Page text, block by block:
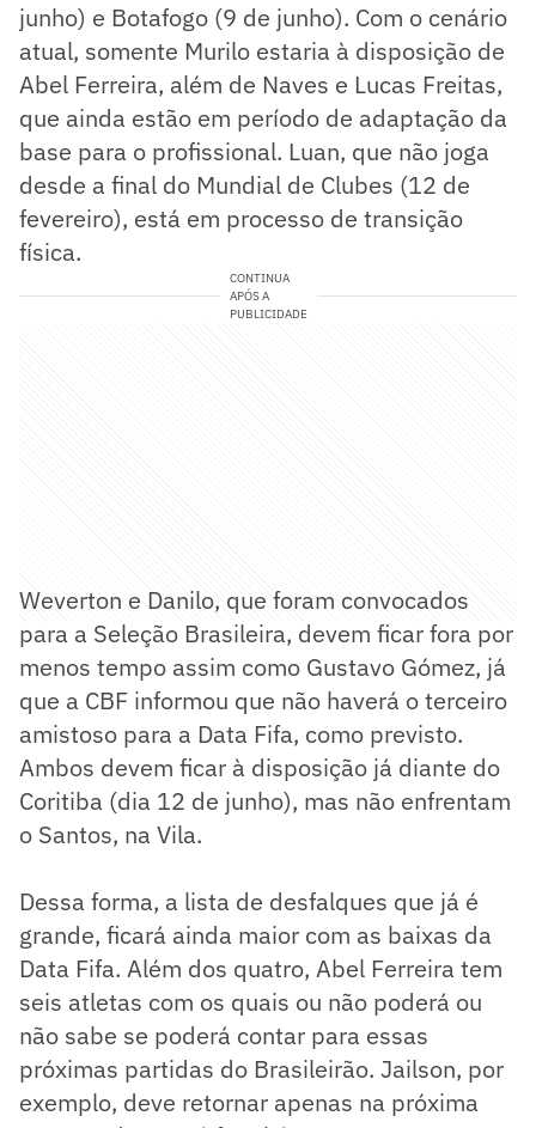
junho) e Botafogo (9 de junho). Com o cenário
atual, somente Murilo estaria à disposição de
Abel Ferreira, além de Naves e Lucas Freitas,
que ainda estão em período de adaptação da
base para o profissional. Luan, que não joga
desde a final do Mundial de Clubes (12 de
fevereiro), está em processo de transição
física.
CONTINUA
APÓS A
PUBLICIDADE
Weverton e Danilo, que foram convocados
para a Seleção Brasileira, devem ficar fora por
menos tempo assim como Gustavo Gómez, já
que a CBF informou que não haverá o terceiro
amistoso para a Data Fifa, como previsto.
Ambos devem ficar à disposição já diante do
Coritiba (dia 12 de junho), mas não enfrentam
o Santos, na Vila.
Dessa forma, a lista de desfalques que já é
grande, ficará ainda maior com as baixas da
Data Fifa. Além dos quatro, Abel Ferreira tem
seis atletas com os quais ou não poderá ou
não sabe se poderá contar para essas
próximas partidas do Brasileirão. Jailson, por
exemplo, deve retornar apenas na próxima